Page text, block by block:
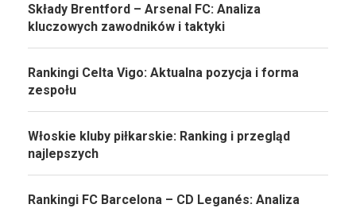
Składy Brentford – Arsenal FC: Analiza
kluczowych zawodników i taktyki
Rankingi Celta Vigo: Aktualna pozycja i forma
zespołu
Włoskie kluby piłkarskie: Ranking i przegląd
najlepszych
Rankingi FC Barcelona – CD Leganés: Analiza